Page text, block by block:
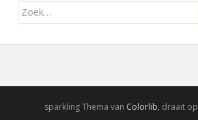
Zoek
sparkling Thema van Colorlib, draait op